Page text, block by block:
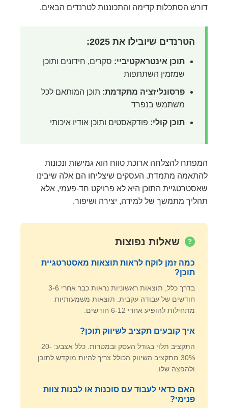
דורש הסתכלות קדימה והתכוננות לטרנדים הבאים.
הטרנדים שיובילו את 2025:
תוכן אינטראקטיביי: סקרים, חידונים ותוכן
שמזמין השתתפות
פרסונליזציה מתקדמת: תוכן המותאם לכל
משתמש בנפרד
תוכן קולי: פודקאסטים ותוכן אודיו איכותי
המפתח להצלחה ארוכת טווח הוא גמישות ונכונות
להתאמה מתמדת. העסקים שיצליחו הם אלה שיבינו
שאסטרטגיית התוכן היא לא פרויקט חד-פעמי, אלא
תהליך מתמשך של למידה, יצירה ושיפור.
שאלות נפוצות
כמה זמן לוקח לראות תוצאות מאסטרטגיית
תוכן?
בדרך כלל, תוצאות ראשוניות נראות כבר אחרי 3-6
חודשים של עבודה עקבית. תוצאות משמעותיות
מתחילות להופיע אחרי 6-12 חודשים.
איך קובעים תקציב לשיווק תוכן?
התקציב תלוי בגודל העסק ובמטרות. כלל אצבע: 20-
30% מתקציב השיווק הכולל צריך להיות מוקדש לתוכן
ולהפצה שלו.
האם כדאי לעבוד עם סוכנות או לבנות צוות
פנימי?